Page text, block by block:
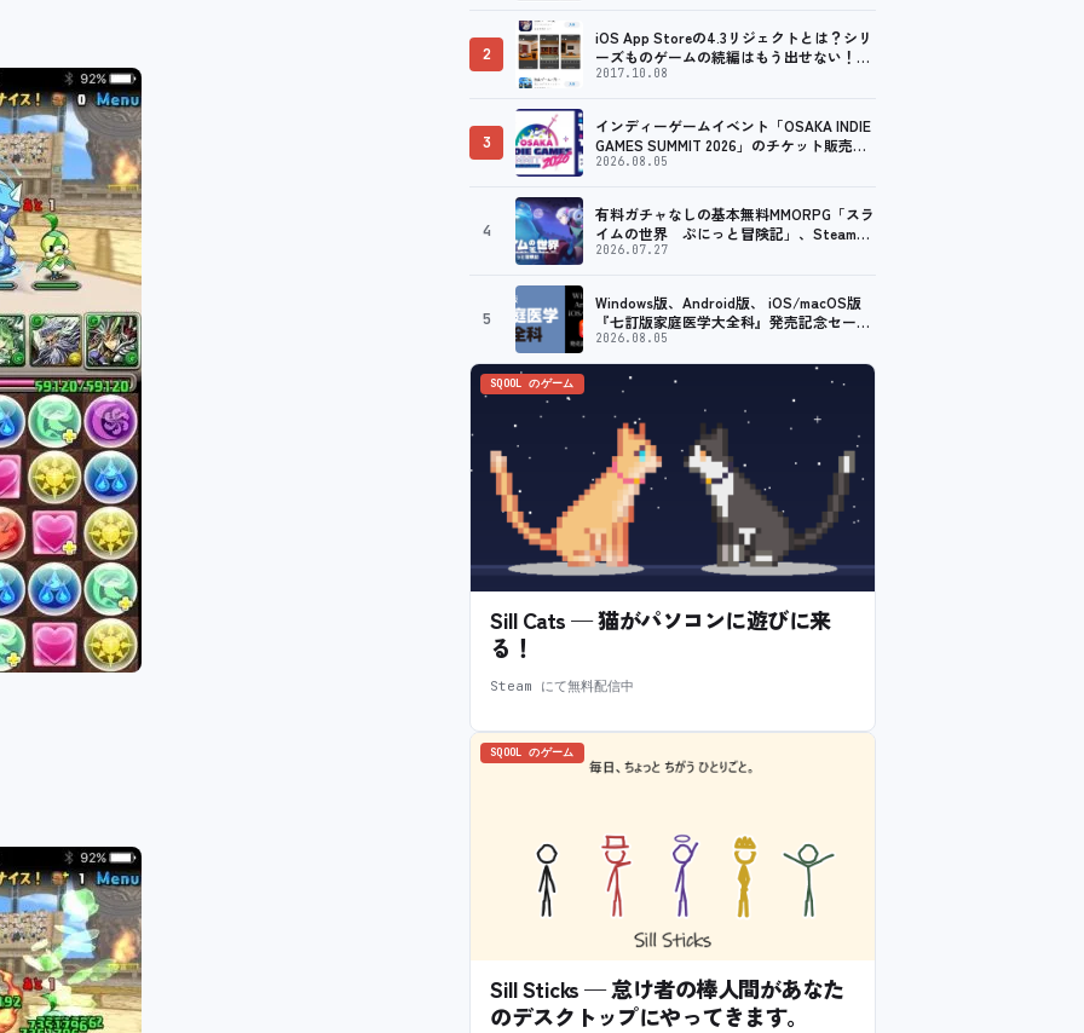
2
iOS App Storeの4.3リジェクトとは？シリ
ーズものゲームの続編はもう出せない！？
脱出ゲームで相次ぐリジェクト
2017.10.08
3
インディーゲームイベント「OSAKA INDIE
GAMES SUMMIT 2026」のチケット販売が
スタート。出展コンテンツ情報も公開
2026.08.05
4
有料ガチャなしの基本無料MMORPG「スラ
イムの世界 ぷにっと冒険記」、Steam向
けの無料体験版が8月末に配信決定
2026.07.27
5
Windows版、Android版、 iOS/macOS版
『七訂版家庭医学大全科』発売記念セール
第一弾
2026.08.05
SQOOL のゲーム
Sill Cats — 猫がパソコンに遊びに来
る！
Steam にて無料配信中
SQOOL のゲーム
Sill Sticks — 怠け者の棒人間があなた
のデスクトップにやってきます。